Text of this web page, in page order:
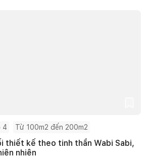
4 Từ 100m2 đến 200m2
thiết kế theo tinh thần Wabi Sabi,
nhiên